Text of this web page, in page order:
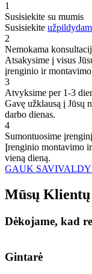
1
Susisiekite su mumis
Susisiekite
2
Nemokama
Atsakysime į visus
įrenginio ir
3
Atvyksime per 1-3
Gavę užklausą į Jūsų
darbo dienas.
4
Sumontuosime
Įrenginio montavimo
vieną dieną.
GAUK
Mūsų Klientų
Dėkojame, kad
Gintarė